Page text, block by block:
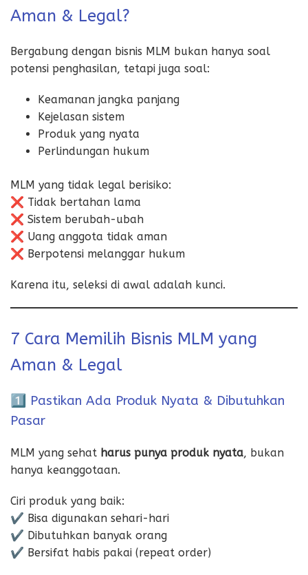
Aman & Legal?
Bergabung dengan bisnis MLM bukan hanya soal
potensi penghasilan, tetapi juga soal:
Keamanan jangka panjang
Kejelasan sistem
Produk yang nyata
Perlindungan hukum
MLM yang tidak legal berisiko:
❌ Tidak bertahan lama
❌ Sistem berubah-ubah
❌ Uang anggota tidak aman
❌ Berpotensi melanggar hukum
Karena itu, seleksi di awal adalah kunci.
7 Cara Memilih Bisnis MLM yang
Aman & Legal
1️⃣ Pastikan Ada Produk Nyata & Dibutuhkan
Pasar
MLM yang sehat harus punya produk nyata, bukan
hanya keanggotaan.
Ciri produk yang baik:
✔️ Bisa digunakan sehari-hari
✔️ Dibutuhkan banyak orang
✔️ Bersifat habis pakai (repeat order)